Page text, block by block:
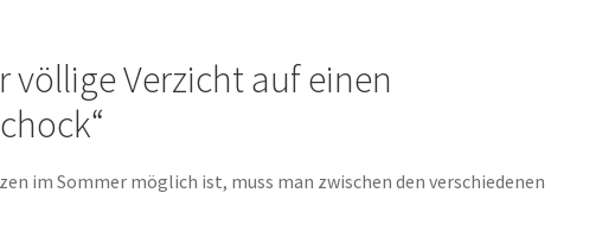
völlige Verzicht auf einen
im Sommer möglich ist, muss man zwischen den verschiedenen